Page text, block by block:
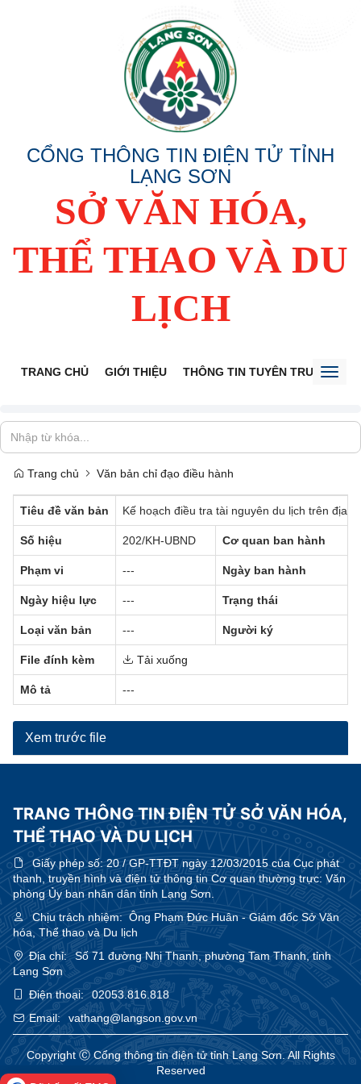
CỔNG THÔNG TIN ĐIỆN TỬ TỈNH
LẠNG SƠN
SỞ VĂN HÓA,
THỂ THAO VÀ DU
LỊCH
TRANG CHỦ GIỚI THIỆU THÔNG TIN TUYÊN TRUYỀN
Trang chủ Văn bản chỉ đạo điều hành
Tiêu đề văn bản Kế hoạch điều tra tài nguyên du lịch trên địa
Số hiệu 202/KH-UBND Cơ quan ban hành
Phạm vi --- Ngày ban hành
Ngày hiệu lực --- Trạng thái
Loại văn bản --- Người ký
File đính kèm Tải xuống
Mô tả ---
Xem trước file
TRANG THÔNG TIN ĐIỆN TỬ SỞ VĂN HÓA,
THỂ THAO VÀ DU LỊCH
Giấy phép số:20 / GP-TTĐT ngày 12/03/2015 của Cục phát
thanh, truyền hình và điện tử thông tin Cơ quan thường trực: Văn
phòng Ủy ban nhân dân tỉnh Lạng Sơn.
Chịu trách nhiệm:Ông Phạm Đức Huân - Giám đốc Sở Văn
hóa, Thể thao và Du lịch
Địa chỉ:
Số 71 đường Nhị Thanh, phường Tam Thanh, tỉnh
Lạng Sơn
Điện thoại:
02053.816.818
Email:
vathang@langson.gov.vn
Copyright Ⓒ Cổng thông tin điện tử tỉnh Lạng Sơn. All Rights
Reserved